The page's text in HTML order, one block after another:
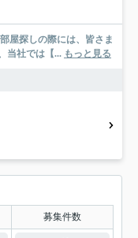
当社では【... もっと見る
募集件数